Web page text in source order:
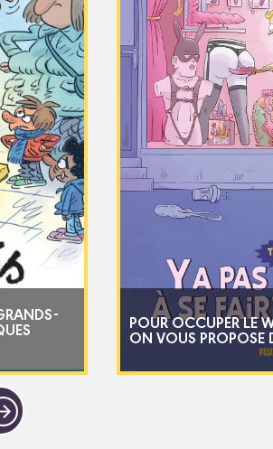
POUR OCCUPER LE
ON VOUS PROPOSE